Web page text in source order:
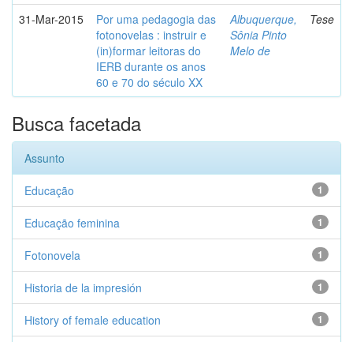
31-Mar-2015
Por uma pedagogia das
fotonovelas : instruir e
(in)formar leitoras do
IERB durante os anos
60 e 70 do século XX
Albuquerque,
Sônia Pinto
Melo de
Tese
Busca facetada
Assunto
1
Educação
1
Educação feminina
1
Fotonovela
1
Historia de la impresión
1
History of female education